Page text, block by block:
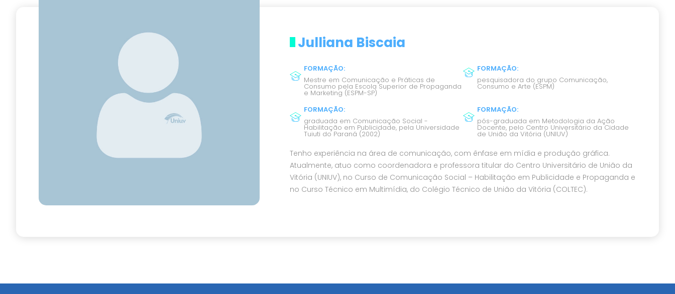
Julliana Biscaia
FORMAÇÃO:
Mestre em Comunicação e Práticas de
Consumo pela Escola Superior de Propaganda
e Marketing (ESPM-SP)
FORMAÇÃO:
pesquisadora do grupo Comunicação,
Consumo e Arte (ESPM)
FORMAÇÃO:
graduada em Comunicação Social -
Habilitação em Publicidade, pela Universidade
Tuiuti do Paraná (2002)
FORMAÇÃO:
pós-graduada em Metodologia da Ação
Docente, pelo Centro Universitário da Cidade
de União da Vitória (UNIUV)
Tenho experiência na área de comunicação, com ênfase em mídia e produção gráfica.
Atualmente, atuo como coordenadora e professora titular do Centro Universitário de União da
Vitória (UNIUV), no Curso de Comunicação Social – Habilitação em Publicidade e Propaganda e
no Curso Técnico em Multimídia, do Colégio Técnico de União da Vitória (COLTEC).